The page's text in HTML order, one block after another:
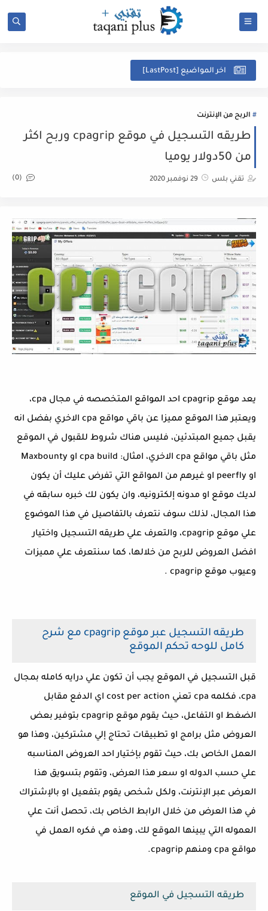
اخر المواضيع [LastPost]
الربح من الإنترنت
طريقه التسجيل في موقع cpagrip وربح اكثر
من 50دولار يوميا
تقني بلس 29 نوفمبر 2020 (0)
يعد موقع cpagrip احد المواقع المتخصصه في مجال cpa،
ويعتبر هذا الموقع مميزا عن باقي مواقع cpa الاخري بفضل انه
يقبل جميع المبتدئين، فليس هناك شروط للقبول في الموقع
مثل باقي مواقع cpa الاخري، امثال: cpa build او Maxbounty
او peerfly او غيرهم من المواقع التي تفرض عليك أن يكون
لديك موقع او مدونه إلكترونيه، وان يكون لك خبره سابقه في
هذا المجال، لذلك سوف نتعرف بالتفاصيل في هذا الموضوع
علي موقع cpagrip، والتعرف علي طريقه التسجيل واختيار
افضل العروض للربح من خلالها، كما سنتعرف علي مميزات
وعيوب موقع cpagrip .
طريقه التسجيل عبر موقع cpagrip مع شرح
كامل للوحه تحكم الموقع
قبل التسجيل في الموقع يجب أن تكون علي درايه كامله بمجال
cpa، فكلمه cpa تعني cost per action اي الدفع مقابل
الضغط او التفاعل، حيث يقوم موقع cpagrip بتوفير بعض
العروض مثل برامج او تطبيقات تحتاج إلي مشتركين، وهذا هو
العمل الخاص بك، حيث تقوم بإختيار احد العروض المناسبه
علي حسب الدوله او سعر هذا العرض، وتقوم بتسويق هذا
العرض عبر الإنترنت، ولكل شخص يقوم بتفعيل او بالإشتراك
في هذا العرض من خلال الرابط الخاص بك، تحصل أنت علي
العموله التي يبينها الموقع لك، وهذه هي فكره العمل في
مواقع cpa ومنهم cpagrip.
طريقه التسجيل في الموقع